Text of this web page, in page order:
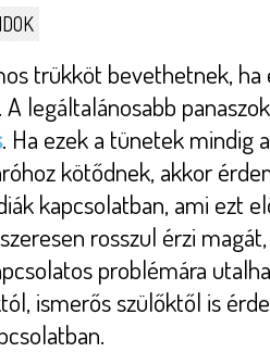
trükköt bevethetnek,
legáltalánosabb
. Ha ezek a tünetek mindig
kötődnek, akkor
kapcsolatban, ami ezt
rosszul érzi
problémára
ismerős szülőktől is